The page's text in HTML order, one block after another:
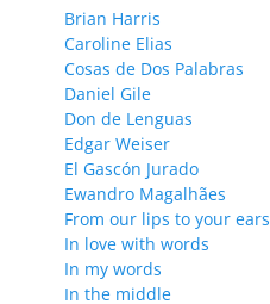
Brian Harris
Caroline Elias
Cosas de Dos Palabras
Daniel Gile
Don de Lenguas
Edgar Weiser
El Gascón Jurado
Ewandro Magalhães
From our lips to your ears
In love with words
In my words
In the middle